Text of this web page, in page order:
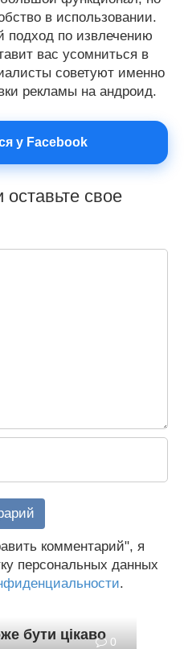
в использовании.
подход по извлечению
вас усомниться в
советуют именно
рекламы на андроид.
у Facebook
свое
комментарий", я
персональных данных
.
бути цікаво 0